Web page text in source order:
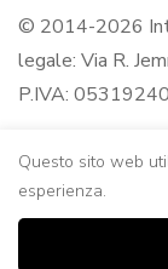
© 2014-2026
legale: Via R.
P.IVA:
Questo sito web
esperienza.